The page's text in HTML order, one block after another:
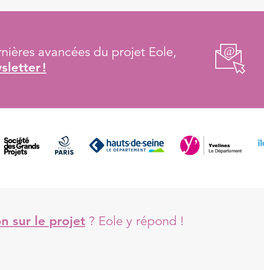
avancées du projet Eole,
!
sur le projet ? Eole y répond !